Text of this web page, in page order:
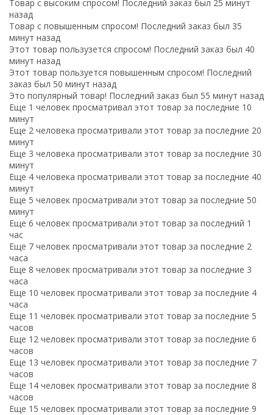
Товар с высоким спросом! Последний заказ был 25 минут
назад
Товар с повышенным спросом! Последний заказ был 35
минут назад
Этот товар пользузется спросом! Последний заказ был 40
минут назад
Этот товар пользуется повышенным спросом! Последний
заказ был 50 минут назад
Это популярный товар! Последний заказ был 55 минут назад
Еще 1 человек просматривал этот товар за последние 10
минут
Еще 2 человека просматривали этот товар за последние 20
минут
Еще 3 человека просматривали этот товар за последние 30
минут
Еще 4 человека просматривали этот товар за последние 40
минут
Еще 5 человек просматривали этот товар за последние 50
минут
Еще 6 человек просматривали этот товар за последний 1
час
Еще 7 человек просматривали этот товар за последние 2
часа
Еще 8 человек просматривали этот товар за последние 3
часа
Еще 10 человек просматривали этот товар за последние 4
часа
Еще 11 человек просматривали этот товар за последние 5
часов
Еще 12 человек просматривали этот товар за последние 6
часов
Еще 13 человек просматривали этот товар за последние 7
часов
Еще 14 человек просматривали этот товар за последние 8
часов
Еще 15 человек просматривали этот товар за последние 9